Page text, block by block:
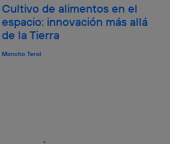
Cultivo de alimentos en el
espacio: innovación más allá
de la Tierra
Moncho Terol